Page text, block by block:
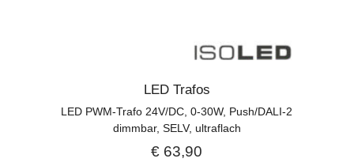
LED Trafos
LED PWM-Trafo 24V/DC, 0-30W, Push/DALI-2
dimmbar, SELV, ultraflach
€ 63,90